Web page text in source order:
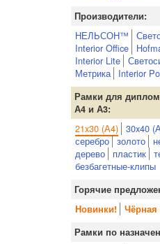
Производители:
НЕЛЬСОН™
Interior Office
Interior Lite
Метрика
Interior
Рамки для
А4 и А3:
21x30 (А4) 30x40
серебро золото
дерево
пластик
безбагетные-клипы
Горячие
Новинки!
Чёрная
Рамки по